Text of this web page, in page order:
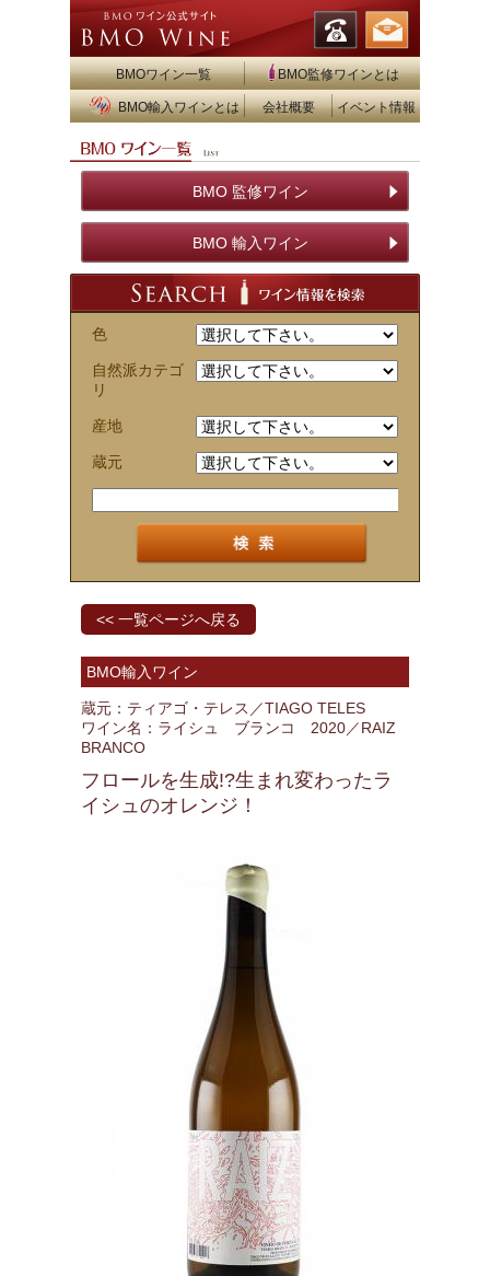
BMOワイン一覧 BMO監修ワインとは
BMO輸入ワインとは 会社概要 イベント情報
BMO 監修ワイン
BMO 輸入ワイン
色
自然派カテゴ
リ
産地
蔵元
<< 一覧ページへ戻る
BMO輸入ワイン
蔵元：ティアゴ・テレス／TIAGO TELES
ワイン名：ライシュ ブランコ 2020／RAIZ
BRANCO
フロールを生成!?生まれ変わったラ
イシュのオレンジ！